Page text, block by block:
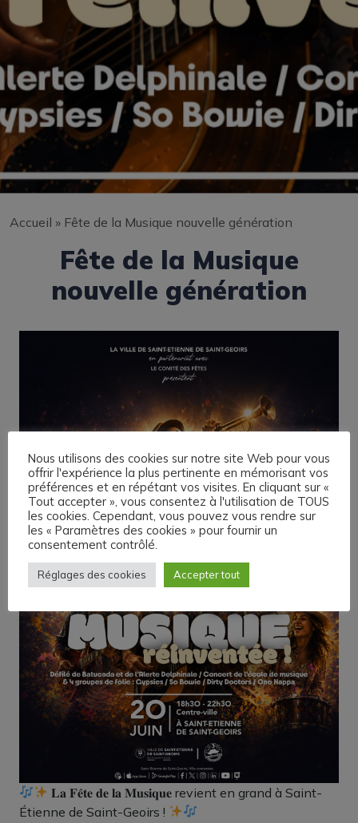
Accueil » Fête de la Musique nouvelle génération
Fête de la Musique
nouvelle génération
𝐋𝐚 𝐅𝐞̂𝐭𝐞 𝐝𝐞 𝐥𝐚 𝐌𝐮𝐬𝐢𝐪𝐮𝐞 revient en grand à Saint-
Étienne de Saint-Geoirs !
Nous utilisons des cookies sur notre site Web pour vous
offrir l'expérience la plus pertinente en mémorisant vos
préférences et en répétant vos visites. En cliquant sur «
Tout accepter », vous consentez à l'utilisation de TOUS
les cookies. Cependant, vous pouvez vous rendre sur
les « Paramètres des cookies » pour fournir un
consentement contrôlé.
Réglages des cookies Accepter tout